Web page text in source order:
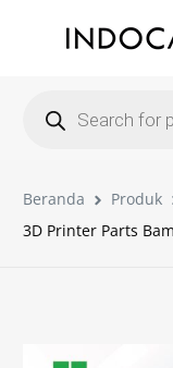
Beranda Produk
3D Printer Parts